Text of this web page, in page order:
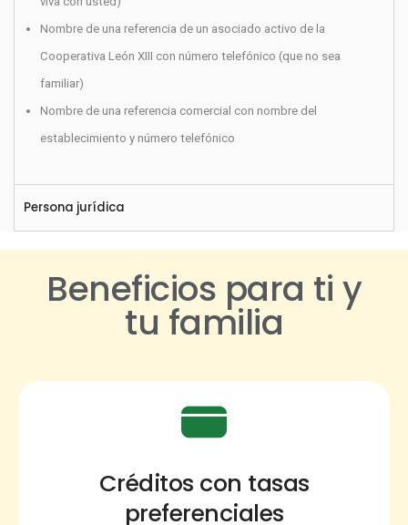
Nombre de una referencia de un asociado activo de la
Cooperativa León XIII con número telefónico (que no sea
familiar)
Nombre de una referencia comercial con nombre del
establecimiento y número telefónico
Persona jurídica
Beneficios para ti y
tu familia
Créditos con tasas
preferenciales